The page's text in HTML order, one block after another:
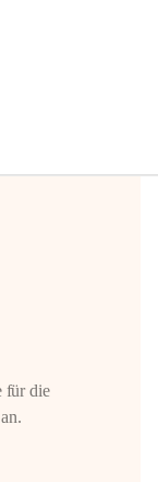
für die